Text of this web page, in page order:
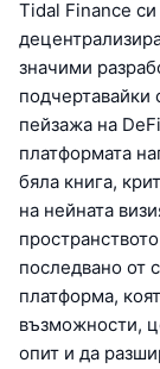
Tidal Finance
значими
пейзажа на
платформата
бяла книга,
на нейната
последвано от
платформа,
възможности,
опит и да